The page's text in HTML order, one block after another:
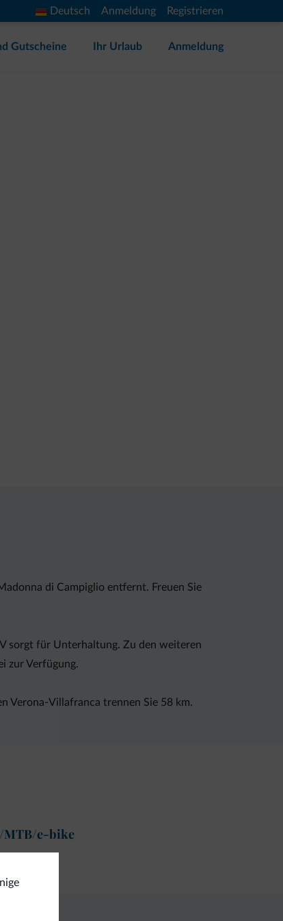
Deutsch Anmeldung Registrieren
Gutscheine Ihr Urlaub Anmeldung
di Campiglio entfernt. Freuen Sie
sorgt für Unterhaltung. Zu den weiteren
zur Verfügung.
Verona-Villafranca trennen Sie 58 km.
MTB/e-bike